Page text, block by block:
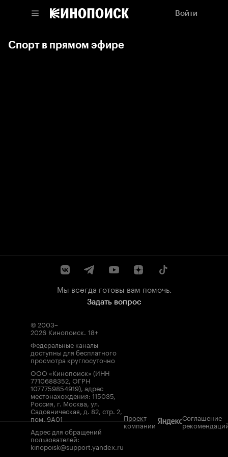
Войти
Спорт в прямом эфире
Мы всегда готовы вам помочь.
Задать вопрос
© 2003–
2026 Кинопоиск. 18+
Федеральные каналы
доступны для бесплатного
просмотра круглосуточно
ООО «Кинопоиск» (ИНН
7710688352, ОГРН
1077759854919), адрес
местонахождения: 115035,
Россия, г. Москва, ул.
Садовническая, д. 82, стр. 2,
пом. 9А01
Адрес для обращений
пользователей:
kinopoisk@support.yandex.ru
Проект
компании
Соглашение